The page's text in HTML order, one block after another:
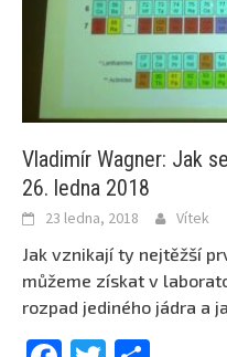
Vladimír Wagner: Jak
26. ledna 2018
23 ledna, 2018 Vítek
Jak vznikají ty nejtěžší
můžeme získat v
rozpad jediného jádra a